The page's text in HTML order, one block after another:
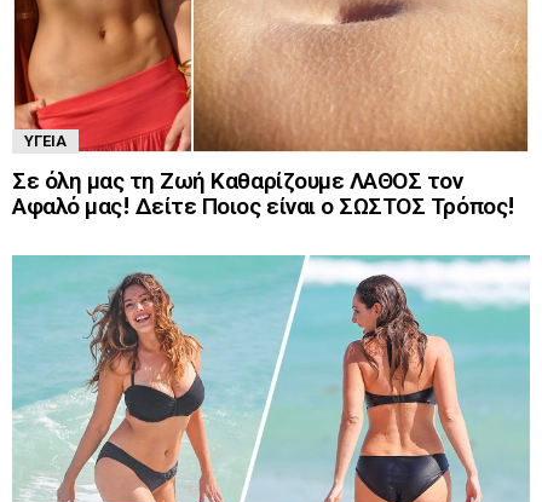
ΥΓΕΊΑ
Σε όλη μας τη Ζωή Καθαρίζουμε ΛΑΘΟΣ τον
Αφαλό μας! Δείτε Ποιος είναι ο ΣΩΣΤΟΣ Τρόπος!